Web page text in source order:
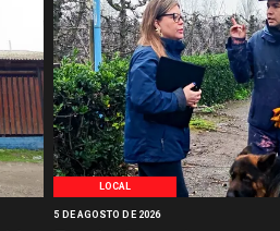
LOCAL
5 DE AGOSTO DE 2026